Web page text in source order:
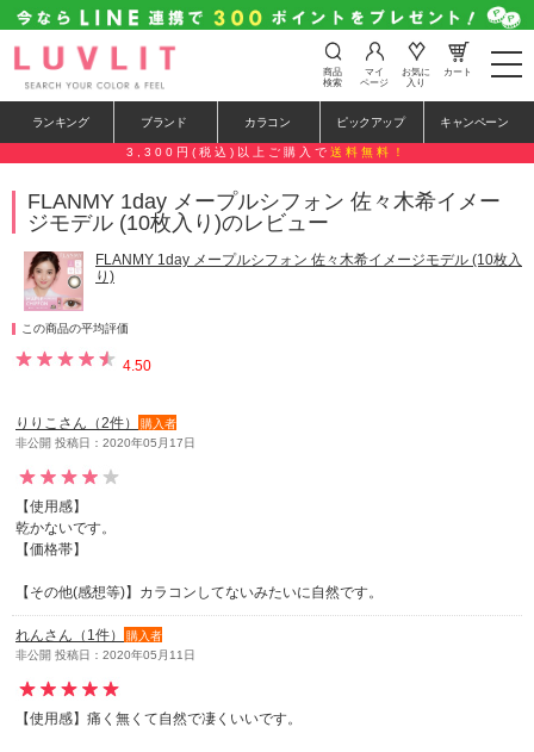
t
o
e
n
a
商品
検索
マイ
ページ
お気に
入り
カート
ランキング ブランド カラコン ピックアップ キャンペーン
3,300円(税込)以上ご購入で 送料無料！
FLANMY 1day メープルシフォン 佐々木希イメー
ジモデル (10枚入り)のレビュー
FLANMY 1day メープルシフォン 佐々木希イメージモデル (10枚入
り)
この商品の平均評価
4.50
りりこさん（2件）
購入者
非公開 投稿日：2020年05月17日
【使用感】
乾かないです。
【価格帯】
【その他(感想等)】カラコンしてないみたいに自然です。
れんさん（1件）
購入者
非公開 投稿日：2020年05月11日
【使用感】痛く無くて自然で凄くいいです。